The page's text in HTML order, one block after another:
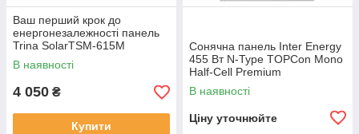
Ваш перший крок до
енергонезалежності панель
Trina SolarTSM-615M
NEG19RC.20, 615Вт Vertex N-
type Bifacial Double Glass
В наявності
4 050 ₴
Купити
Сонячна панель Inter Energy
455 Вт N-Type TOPCon Mono
Half-Cell Premium
(IE182x182/M455/54MH)
В наявності
Ціну уточнюйте